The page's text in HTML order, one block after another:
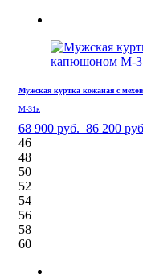
Мужская куртка кожаная с
М-31к
68 900 руб. 86 200
46
48
50
52
54
56
58
60